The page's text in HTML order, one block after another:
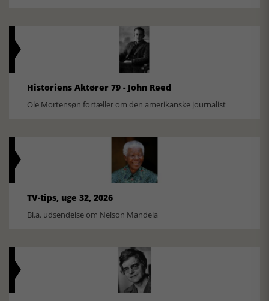
Historiens Aktører 79 - John Reed
Ole Mortensøn fortæller om den amerikanske journalist
TV-tips, uge 32, 2026
Bl.a. udsendelse om Nelson Mandela